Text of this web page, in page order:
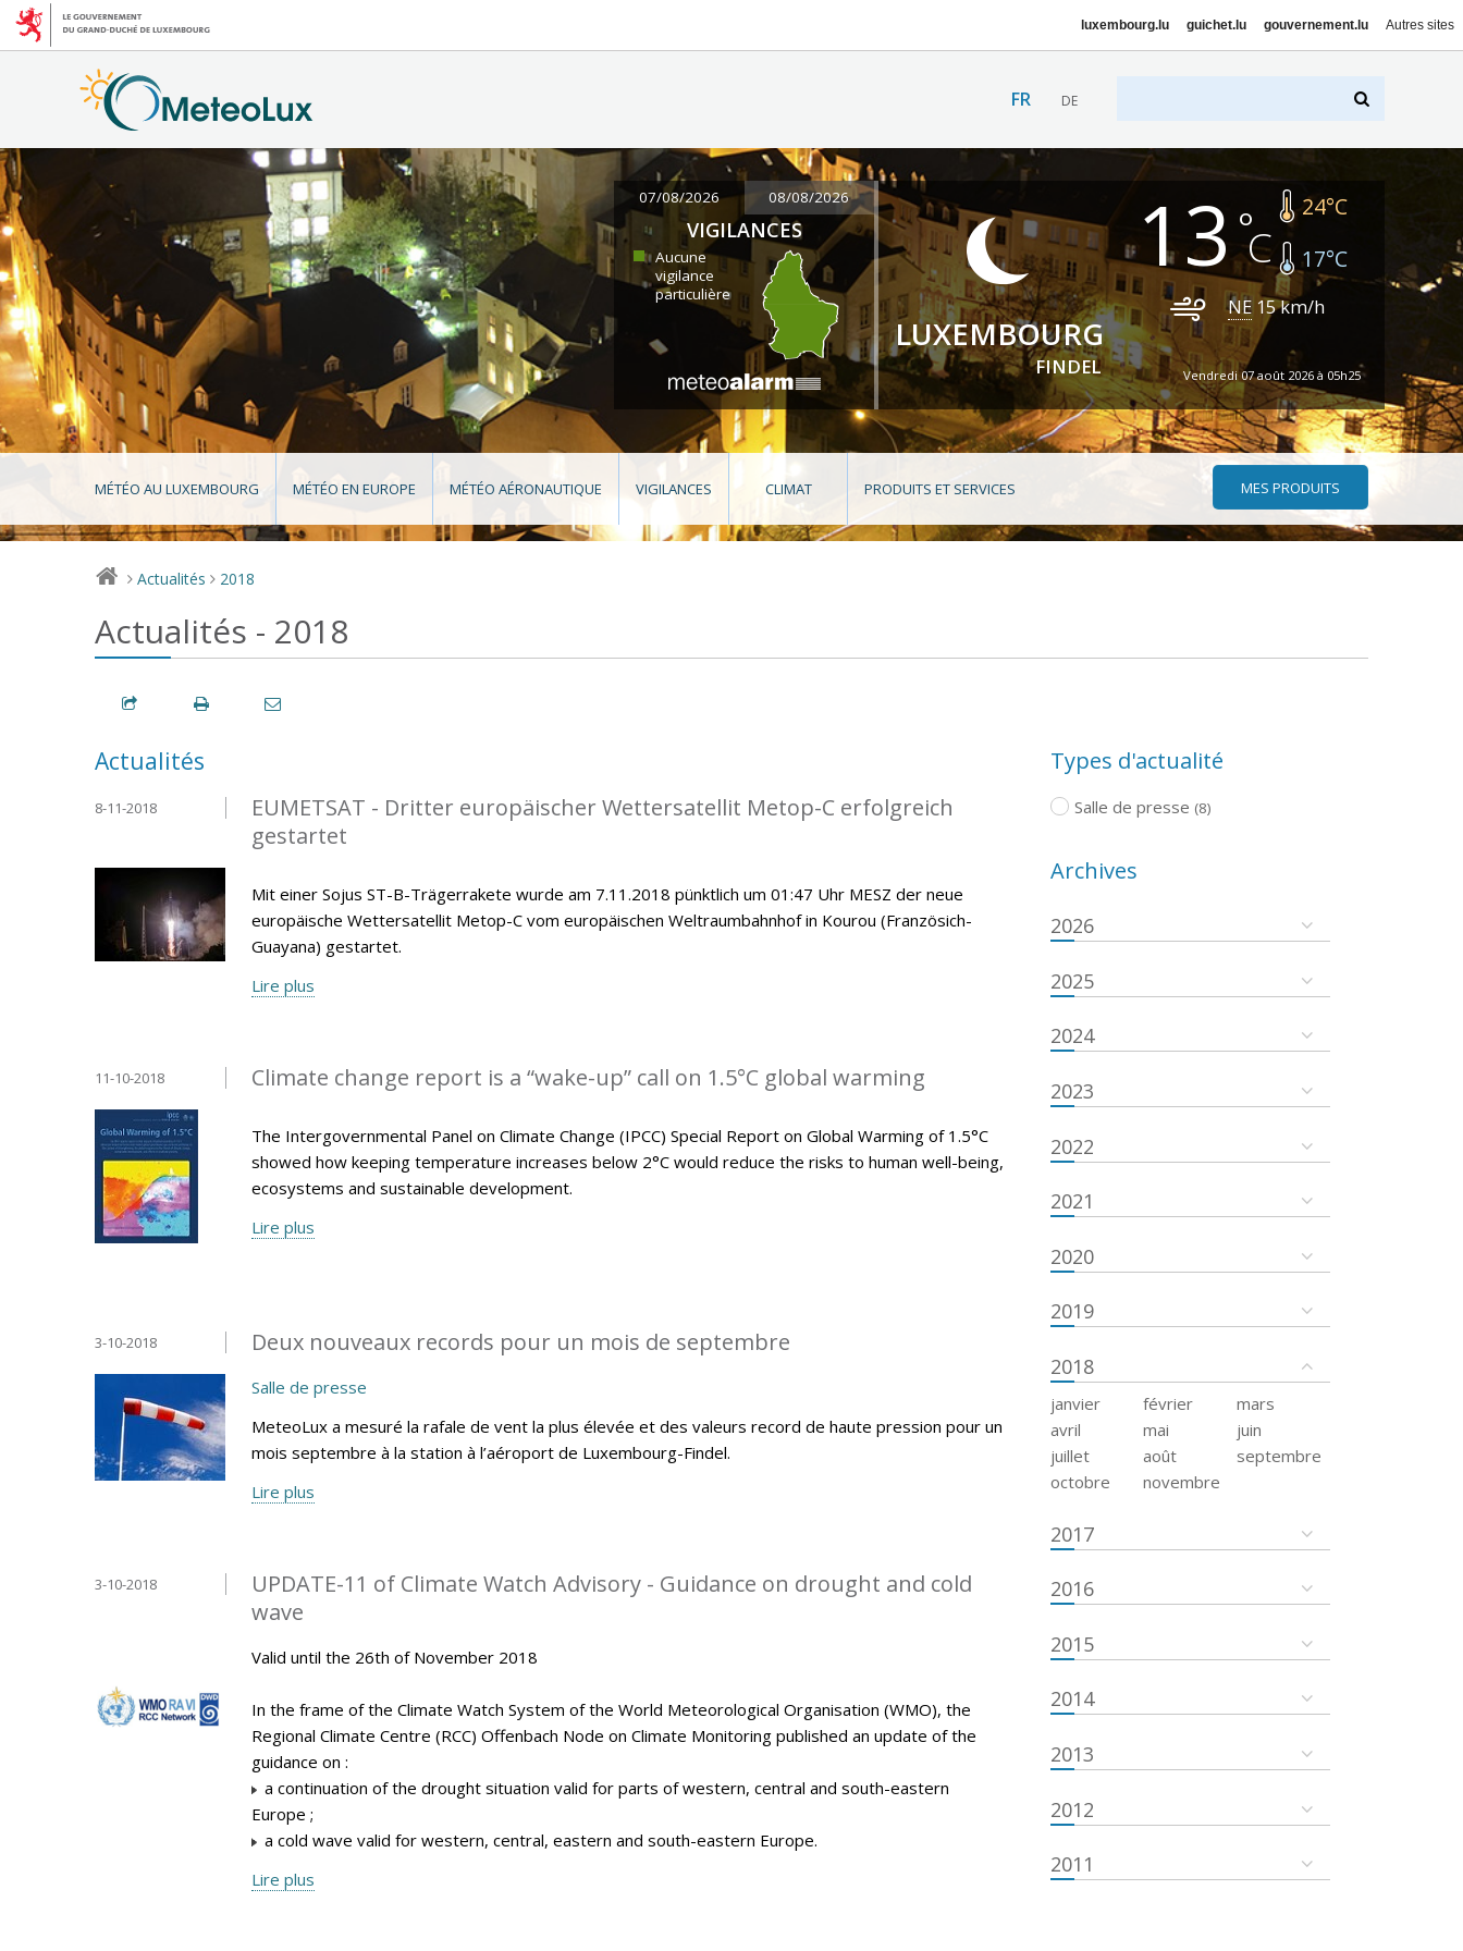
luxembourg.lu guichet.lu gouvernement.lu Autres sites
FR DE
07/08/2026 08/08/2026
VIGILANCES
Aucune
vigilance
particulière
LUXEMBOURG
FINDEL
13 24°C
17°C
NE 15km/h
Vendredi 07 août 2026 à 05h25
MÉTÉO AU LUXEMBOURG MÉTÉO EN EUROPE MÉTÉO AÉRONAUTIQUE VIGILANCES CLIMAT PRODUITS ET SERVICES MES PRODUITS
> Actualités > 2018
Actualités - 2018
Actualités
EUMETSAT - Dritter europäischer Wettersatellit Metop-C erfolgreich
gestartet
8-11-2018
Mit einer Sojus ST-B-Trägerrakete wurde am 7.11.2018 pünktlich um 01:47 Uhr MESZ der neue
europäische Wettersatellit Metop-C vom europäischen Weltraumbahnhof in Kourou (Französich-
Guayana) gestartet.
Lire plus
Climate change report is a “wake-up” call on 1.5°C global warming
11-10-2018
The Intergovernmental Panel on Climate Change (IPCC) Special Report on Global Warming of 1.5°C
showed how keeping temperature increases below 2°C would reduce the risks to human well-being,
ecosystems and sustainable development.
Lire plus
Deux nouveaux records pour un mois de septembre
3-10-2018
Salle de presse
MeteoLux a mesuré la rafale de vent la plus élevée et des valeurs record de haute pression pour un
mois septembre à la station à l’aéroport de Luxembourg-Findel.
Lire plus
UPDATE-11 of Climate Watch Advisory - Guidance on drought and cold
wave
Valid until the 26th of November 2018
3-10-2018
In the frame of the Climate Watch System of the World Meteorological Organisation (WMO), the
Regional Climate Centre (RCC) Offenbach Node on Climate Monitoring published an update of the
guidance on :
a continuation of the drought situation valid for parts of western, central and south-eastern
Europe ;
a cold wave valid for western, central, eastern and south-eastern Europe.
Lire plus
Types d'actualité
Salle de presse (8)
Archives
2026
2025
2024
2023
2022
2021
2020
2019
2018
janvier février
mars
avril
mai
juin
juillet
août
septembre
octobre
novembre
2017
2016
2015
2014
2013
2012
2011